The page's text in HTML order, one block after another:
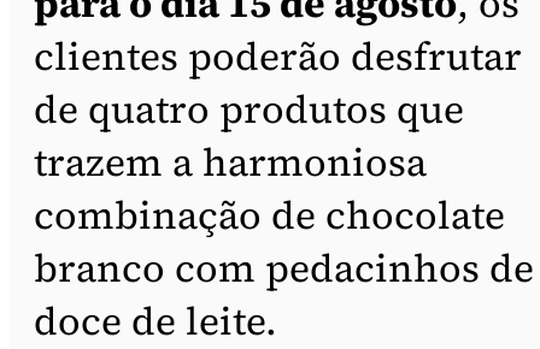
clientes poderão desfrutar
de quatro produtos que
trazem a harmoniosa
combinação de chocolate
branco com pedacinhos de
doce de leite.